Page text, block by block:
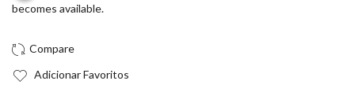
becomes available.
Adicionar Favoritos